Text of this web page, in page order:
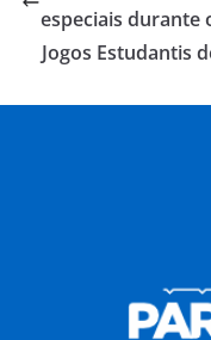
especiais durante
Jogos Estudantis